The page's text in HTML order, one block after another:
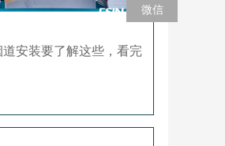
安装要了解这些，看完
微信